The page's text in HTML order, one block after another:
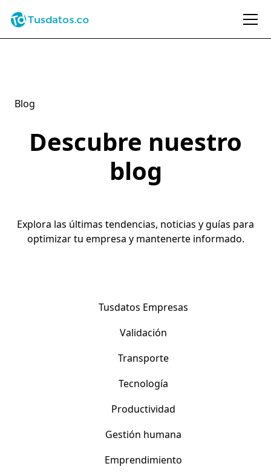
Blog
Descubre nuestro
blog
Explora las últimas tendencias, noticias y guías para
optimizar tu empresa y mantenerte informado.
Tusdatos Empresas
Validación
Transporte
Tecnología
Productividad
Gestión humana
Emprendimiento